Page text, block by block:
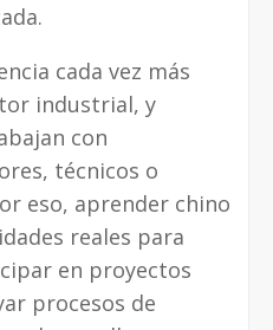
cada vez más
industrial, y
con
técnicos o
eso, aprender chino
reales para
en proyectos
procesos de